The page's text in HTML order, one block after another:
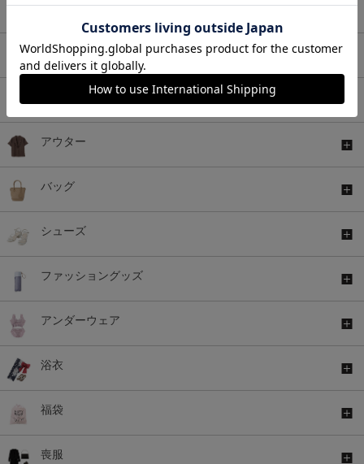
ボトムス
ワンピース
セットアップ
アウター
バッグ
シューズ
ファッショングッズ
アンダーウェア
浴衣
福袋
喪服